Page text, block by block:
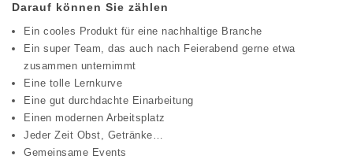
Darauf können Sie zählen
Ein cooles Produkt für eine nachhaltige Branche
Ein super Team, das auch nach Feierabend gerne etwa
zusammen unternimmt
Eine tolle Lernkurve
Eine gut durchdachte Einarbeitung
Einen modernen Arbeitsplatz
Jeder Zeit Obst, Getränke…
Gemeinsame Events